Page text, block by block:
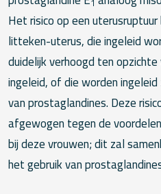
Het risico op een
litteken-uterus, die ingeleid
duidelijk verhoogd ten
ingeleid, of die worden
van prostaglandines. Deze
afgewogen tegen de
bij deze vrouwen; dit zal
het gebruik van